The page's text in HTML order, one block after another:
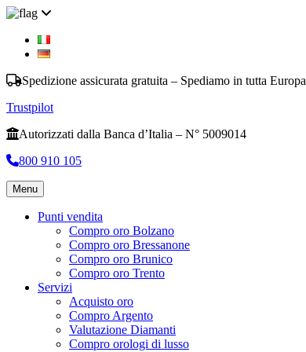
Spedizione assicurata gratuita – Spediamo in tutta Europa
Trustpilot
Autorizzati dalla Banca d’Italia – N° 5009014
800 910 105
Menu
Punti vendita
Compro oro Bolzano
Compro oro Bressanone
Compro oro Brunico
Compro oro Trento
Servizi
Acquisto oro
Compro Argento
Valutazione Diamanti
Compro orologi di lusso